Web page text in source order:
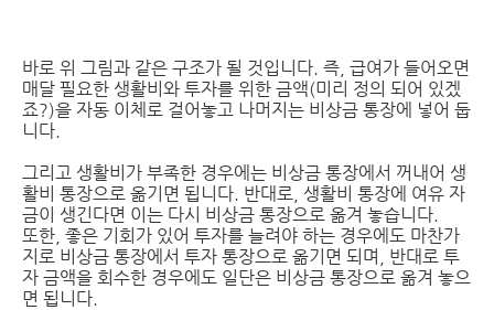
바로 위 그림과 같은 구조가 될 것입니다. 즉, 급여가 들어오면
매달 필요한 생활비와 투자를 위한 금액(미리 정의 되어 있겠
죠?)을 자동 이체로 걸어놓고 나머지는 비상금 통장에 넣어 둡
니다.
그리고 생활비가 부족한 경우에는 비상금 통장에서 꺼내어 생
활비 통장으로 옮기면 됩니다. 반대로, 생활비 통장에 여유 자
금이 생긴다면 이는 다시 비상금 통장으로 옮겨 놓습니다.
또한, 좋은 기회가 있어 투자를 늘려야 하는 경우에도 마찬가
지로 비상금 통장에서 투자 통장으로 옮기면 되며, 반대로 투
자 금액을 회수한 경우에도 일단은 비상금 통장으로 옮겨 놓으
면 됩니다.